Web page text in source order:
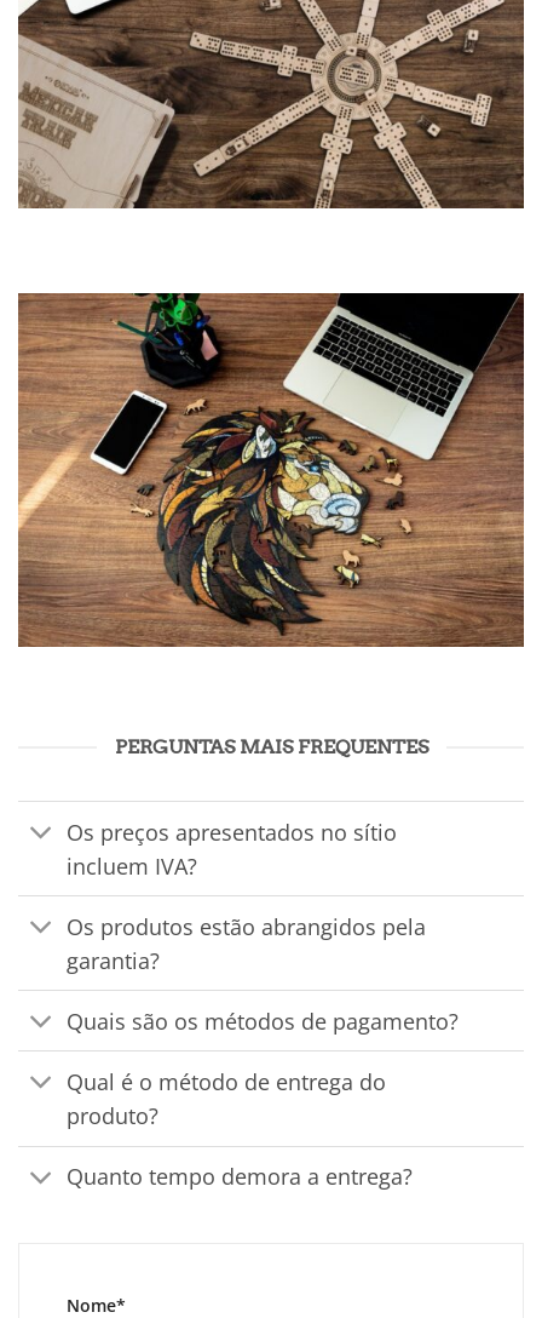
PERGUNTAS MAIS FREQUENTES
Os preços apresentados no sítio
incluem IVA?
Os produtos estão abrangidos pela
garantia?
Quais são os métodos de pagamento?
Qual é o método de entrega do
produto?
Quanto tempo demora a entrega?
Nome*